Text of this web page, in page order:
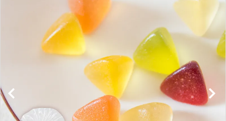
カテゴリーから探す
用途から探す
コンテンツ